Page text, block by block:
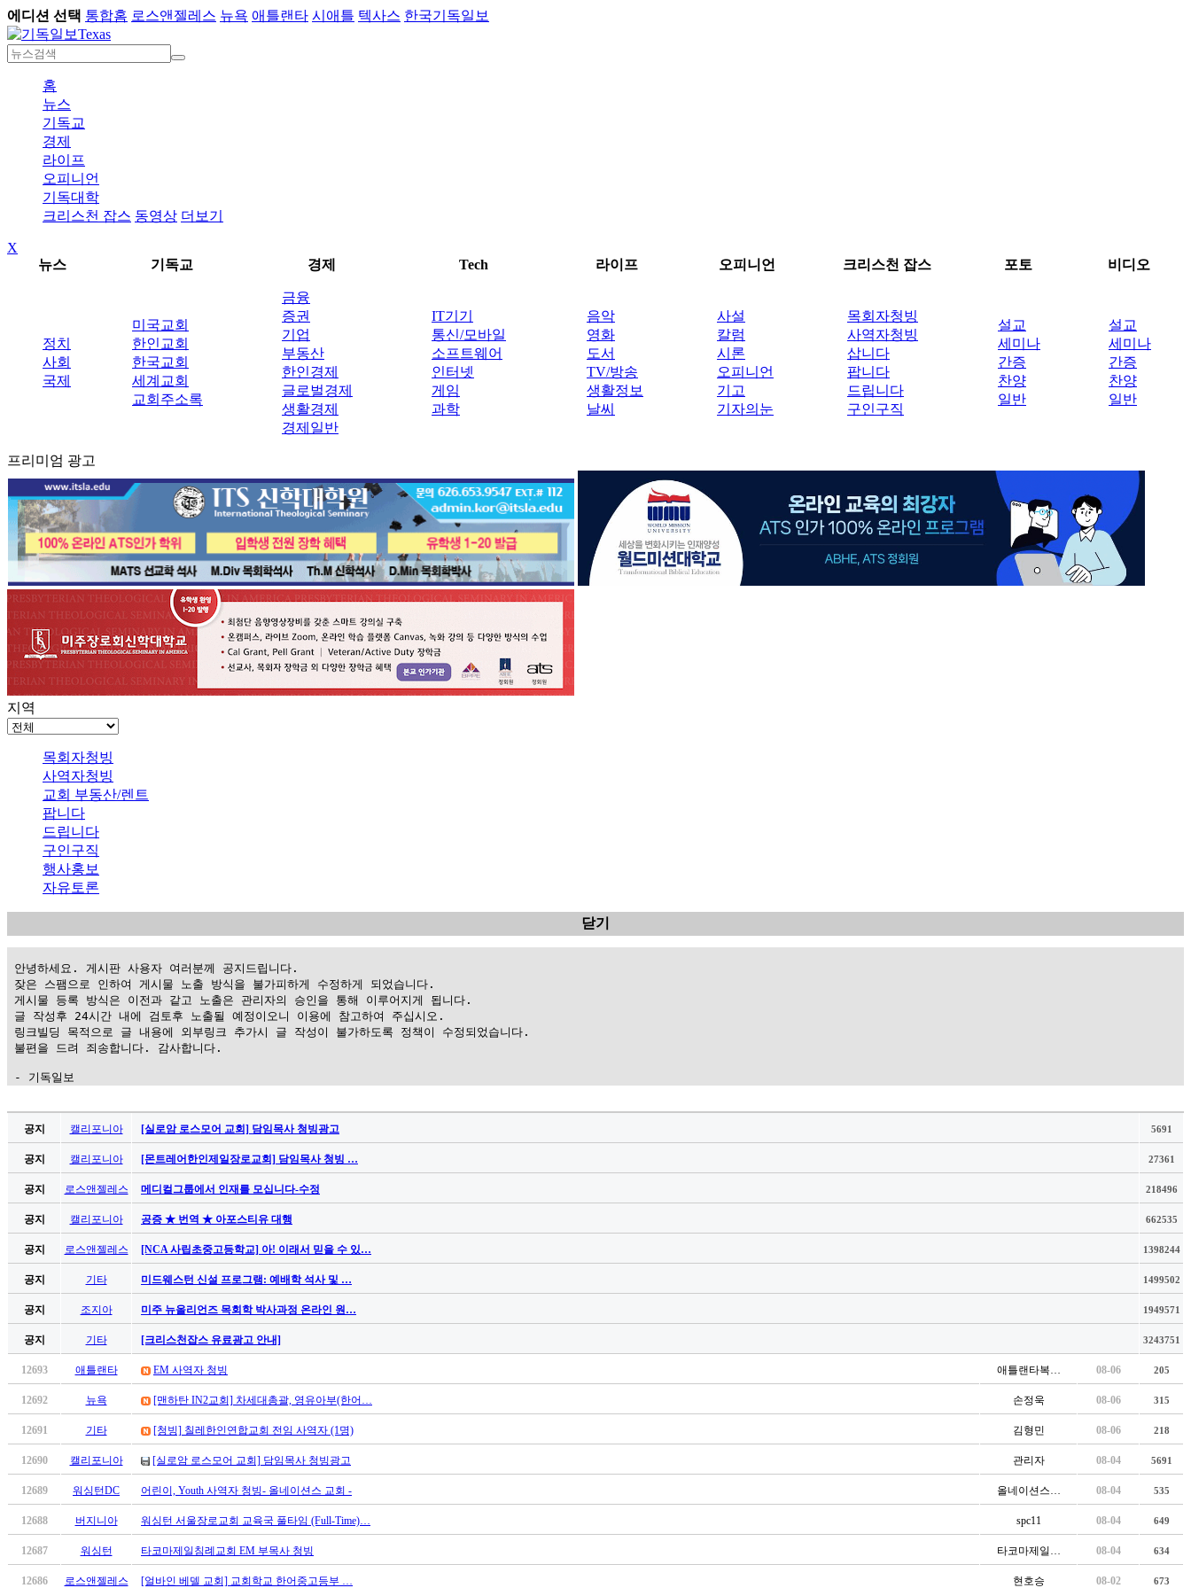
에디션 선택 통합홈 로스앤젤레스 뉴욕 애틀랜타 시애틀 텍사스 한국기독일보
Texas
홈
뉴스
기독교
경제
라이프
오피니언
기독대학
크리스천 잡스 동영상 더보기
X
뉴스
기독교 경제 Tech 라이프 오피니언 크리스천 잡스 포토 비디오
정치
사회
국제
미국교회
한인교회
한국교회
세계교회
교회주소록
금융
증권
기업
부동산
한인경제
글로벌경제
생활경제
경제일반
IT기기
통신/모바일
소프트웨어
인터넷
게임
과학
음악
영화
도서
TV/방송
생활정보
날씨
사설
칼럼
시론
오피니언
기고
기자의눈
목회자청빙
사역자청빙
삽니다
팝니다
드립니다
구인구직
설교
세미나
간증
찬양
일반
설교
세미나
간증
찬양
일반
프리미엄 광고
지역
목회자청빙
사역자청빙
교회 부동산/렌트
팝니다
드립니다
구인구직
행사홍보
자유토론
닫기
안녕하세요. 게시판 사용자 여러분께 공지드립니다.
잦은 스팸으로 인하여 게시물 노출 방식을 불가피하게 수정하게 되었습니다.
게시물 등록 방식은 이전과 같고 노출은 관리자의 승인을 통해 이루어지게 됩니다.
글 작성후 24시간 내에 검토후 노출될 예정이오니 이용에 참고하여 주십시오.
링크빌딩 목적으로 글 내용에 외부링크 추가시 글 작성이 불가하도록 정책이 수정되었습니다.
불편을 드려 죄송합니다. 감사합니다.
- 기독일보
만
꼴
밍
넷
minky
합
체
안
브
국
공지 캘리포니아 [실로암 로스모어 교회] 담임목사 청빙광고 5691
공지 캘리포니아 [몬트레어한인제일장로교회] 담임목사 청빙 … 27361
공지 로스앤젤레스 메디컬그룹에서 인재를 모십니다-수정 218496
공지 캘리포니아 공증 ★ 번역 ★ 아포스티유 대행 662535
공지 로스앤젤레스 [NCA 사립초중고등학교] 아! 이래서 믿을 수 있… 1398244
공지 기타 미드웨스턴 신설 프로그램: 예배학 석사 및 … 1499502
공지 조지아 미주 뉴올리언즈 목회학 박사과정 온라인 원… 1949571
공지 기타 [크리스천잡스 유료광고 안내] 3243751
12693 애틀랜타 EM 사역자 청빙 애틀랜타복… 08-06 205
12692 뉴욕 [맨하탄 IN2교회] 차세대총괄, 영유아부(한어… 손정욱 08-06 315
12691 기타 [청빙] 칠레한인연합교회 전임 사역자 (1명) 김형민 08-06 218
12690 캘리포니아 [실로암 로스모어 교회] 담임목사 청빙광고 관리자 08-04 5691
12689 워싱턴DC 어린이, Youth 사역자 청빙- 올네이션스 교회 - 올네이션스… 08-04 535
12688 버지니아 워싱턴 서울장로교회 교육국 풀타임 (Full-Time)… spc11 08-04 649
12687 워싱턴 타코마제일침례교회 EM 부목사 청빙 타코마제일… 08-04 634
12686 로스앤젤레스 [얼바인 베델 교회] 교회학교 한어중고등부 … 현호승 08-02 673